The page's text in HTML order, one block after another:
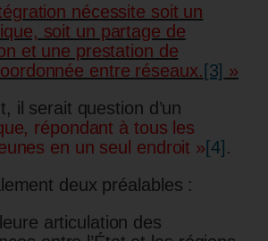
nécessite soit un
soit un partage de
et une prestation de
entre réseaux. [3] »
il serait question d’un
répondant à tous les
en un seul endroit »[4] .
deux préalables :
articulation des